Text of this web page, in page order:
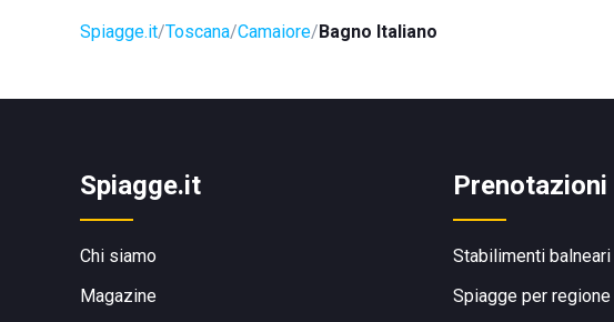
Spiagge.it Toscana Camaiore Bagno Italiano
Spiagge.it
Chi siamo
Magazine
Prenotazioni
Stabilimenti balneari
Spiagge per regione